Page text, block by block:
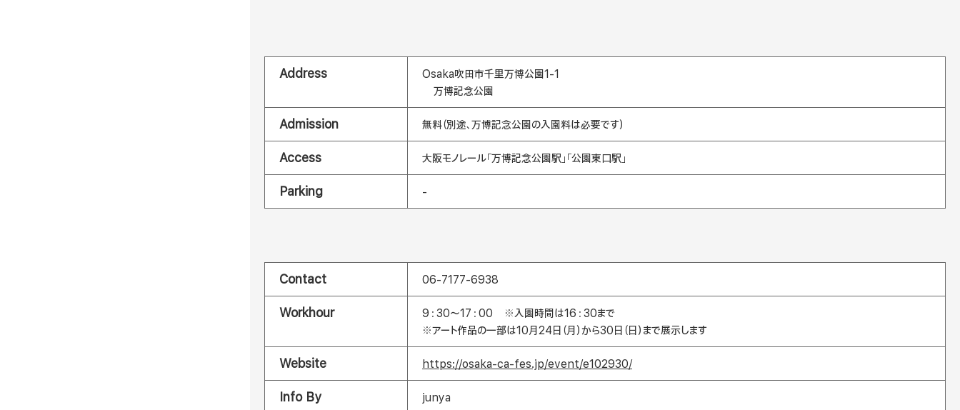
Address
Osaka吹田市千里万博公園1-1
万博記念公園
Admission 無料（別途、万博記念公園の入園料は必要です）
Access 大阪モノレール「万博記念公園駅」「公園東口駅」
Parking -
Contact 06-7177-6938
Workhour
9：30～17：00 ※入園時間は16：30まで
※アート作品の一部は10月24日（月）から30日（日）まで展示します
Website https://osaka-ca-fes.jp/event/e102930/
Info By junya